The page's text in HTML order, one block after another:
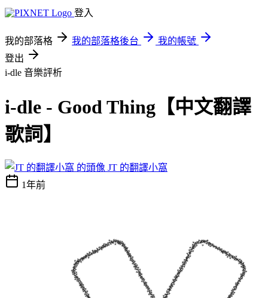
登入
我的部落格 我的部落格後台
我的帳號
登出
i-dle 音樂評析
i-dle - Good Thing【中文翻譯
歌詞】
JT 的翻譯小窩
1年前